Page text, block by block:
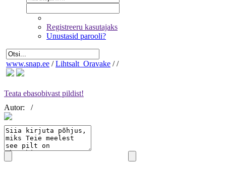
Registreeru kasutajaks
Unustasid parooli?
www.snap.ee / Lihtsalt_Oravake / /
Teata ebasobivast pildist!
Autor:
/